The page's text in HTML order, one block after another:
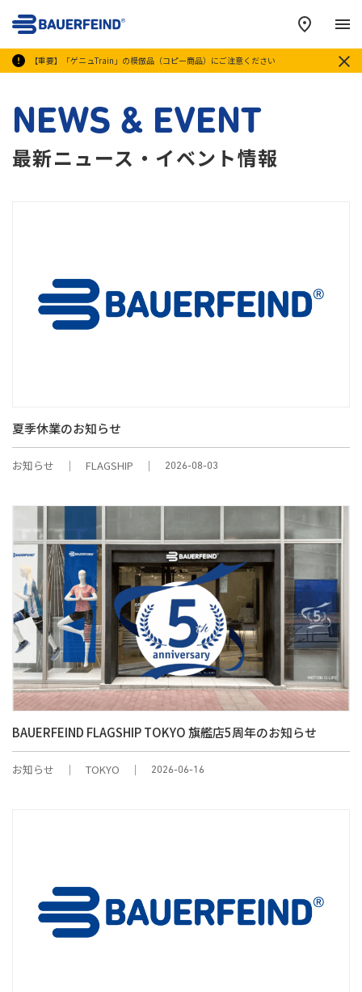
【重要】「ゲニュTrain」の模倣品（コピー商品）にご注意ください
メ
NEWS & EVENT
最新ニュース・イベント情報
夏季休業のお知らせ
お知らせ FLAGSHIP 2026-08-03
BAUERFEIND FLAGSHIP TOKYO 旗艦店5周年のお知らせ
お知らせ TOKYO 2026-06-16